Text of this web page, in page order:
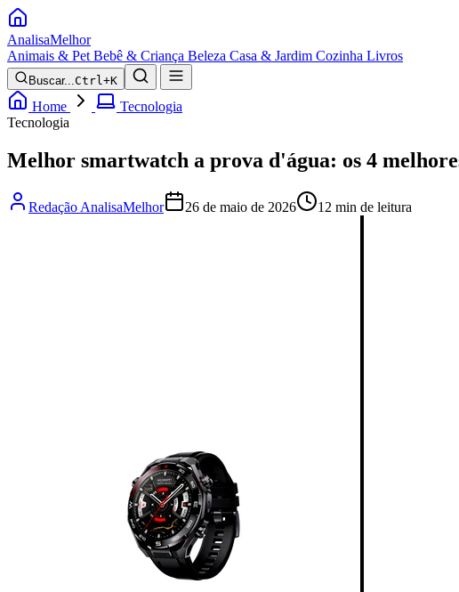
AnalisaMelhor
Animais & Pet Bebê & Criança Beleza Casa & Jardim Cozinha Livros
Buscar...Ctrl+K
Home
Tecnologia
Tecnologia
Melhor smartwatch a prova d'água: os 4
Redação AnalisaMelhor 26 de maio de 2026 12 min de leitura